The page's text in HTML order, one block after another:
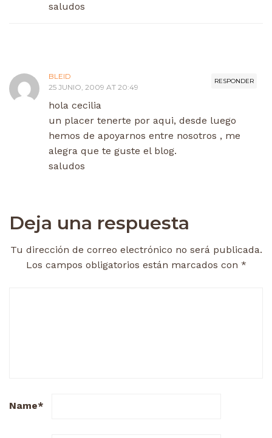
saludos
RESPONDER
BLEID
25 JUNIO, 2009 AT 20:49
hola cecilia
un placer tenerte por aqui, desde luego
hemos de apoyarnos entre nosotros , me
alegra que te guste el blog.
saludos
Deja una respuesta
Tu dirección de correo electrónico no será publicada.
Los campos obligatorios están marcados con *
Name*